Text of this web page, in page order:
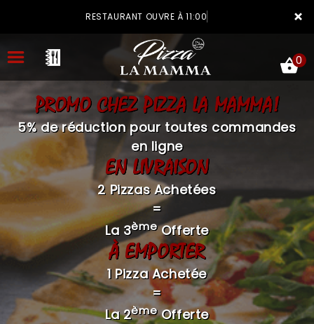
×
RESTAURANT OUVRE À 11:00
ACCUEIL
LA CARTE
VOTRE COMPTE
NOTRE RESTAURANT
VOS AVIS
MENTIONS LÉGALES
0
PROMO CHEZ PIZZA LA MAMMA!
5% de réduction pour toutes commandes
en ligne
EN LIVRAISON
2 Pizzas Achetées
=
La 3èmeOfferte
À EMPORTER
1 Pizza Achetée
=
La 2èmeOfferte